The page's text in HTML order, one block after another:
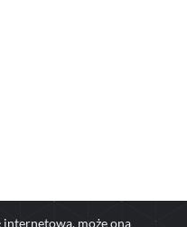
internetową, może ona